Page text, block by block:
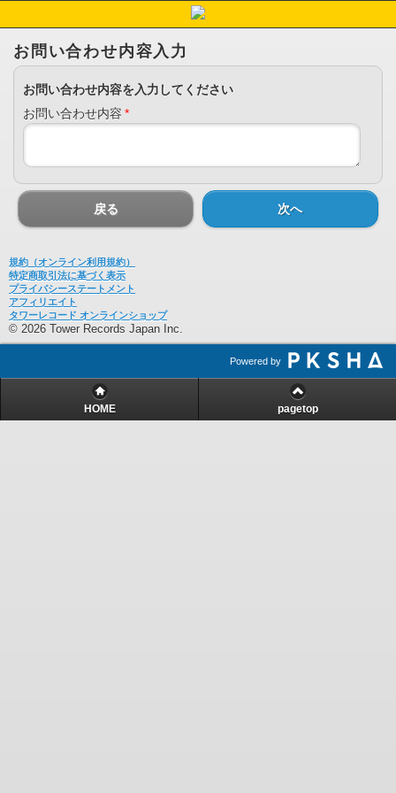
お問い合わせ内容入力
お問い合わせ内容を入力してください
お問い合わせ内容 *
戻る 次へ
規約（オンライン利用規約）
特定商取引法に基づく表示
プライバシーステートメント
アフィリエイト
タワーレコード オンラインショップ
© 2026 Tower Records Japan Inc.
Powered by
HOME pagetop